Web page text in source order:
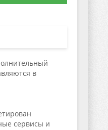
в
сервисы и